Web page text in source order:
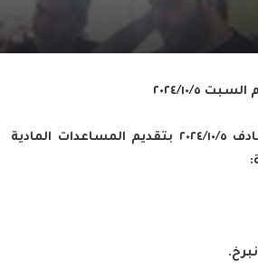
١٠/٥
استمرت فرق مكتب سماحة السيد السيستاني دام ظله في لبنان يوم السبت المصادف ٢٠٢٤/١٠/٥ بتقديم المساعدات المادية